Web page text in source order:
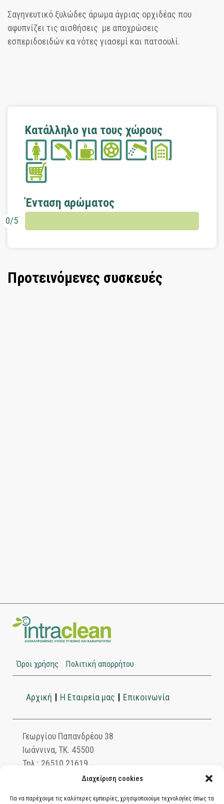
Διαχείριση cookies
Για να παρέχουμε τις καλύτερες εμπειρίες, χρησιμοποιούμε τεχνολογίες όπως τα
Σαγηνευτικό ξυλώδες άρωμα άγριας ορχιδέας που
αφυπνίζει τις αισθήσεις με αποχρώσεις
εσπεριδοειδών κα νότες γιασεμί και πατσουλί.
Κατάλληλο για τους χώρους
Ένταση αρώματος
0/5
Προτεινόμενες συσκευές
Όροι χρήσης Πολιτική απορρήτου
Αρχική Η Εταιρεία μας Επικοινωνία
Γεωργίου Παπανδρέου 38
Ιωάννινα, ΤΚ. 45500
Τηλ.: 26510 21619
info@intraclean.gr